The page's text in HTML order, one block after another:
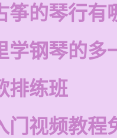
筝的琴行有
学钢琴的多
排练班
门视频教程